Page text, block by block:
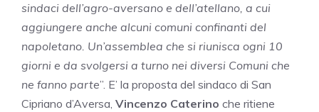
sindaci dell’agro-aversano e dell’atellano, a cui
aggiungere anche alcuni comuni confinanti del
napoletano. Un’assemblea che si riunisca ogni 10
giorni e da svolgersi a turno nei diversi Comuni che
ne fanno parte”. E’ la proposta del sindaco di San
Cipriano d’Aversa, Vincenzo Caterino che ritiene